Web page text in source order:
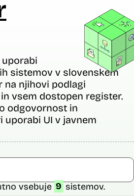
sistemov v slovenskem
na njihovi podlagi
vsem dostopen register.
odgovornost in
UI v javnem
vsebuje 9 sistemov.